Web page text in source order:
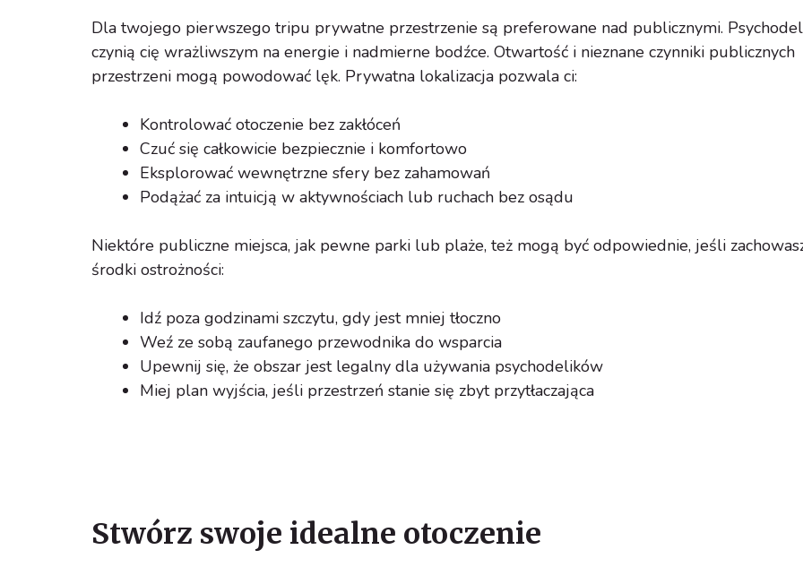
Dla twojego pierwszego tripu prywatne przestrzenie są preferowane nad publicznymi.
czynią cię wrażliwszym na energie i nadmierne bodźce. Otwartość i nieznane czynniki publicznych
przestrzeni mogą powodować lęk. Prywatna lokalizacja pozwala ci:
Kontrolować otoczenie bez zakłóceń
Czuć się całkowicie bezpiecznie i komfortowo
Eksplorować wewnętrzne sfery bez zahamowań
Podążać za intuicją w aktywnościach lub ruchach bez osądu
Niektóre publiczne miejsca, jak pewne parki lub plaże, też mogą być odpowiednie, jeśli
środki ostrożności:
Idź poza godzinami szczytu, gdy jest mniej tłoczno
Weź ze sobą zaufanego przewodnika do wsparcia
Upewnij się, że obszar jest legalny dla używania psychodelików
Miej plan wyjścia, jeśli przestrzeń stanie się zbyt przytłaczająca
Stwórz swoje idealne otoczenie